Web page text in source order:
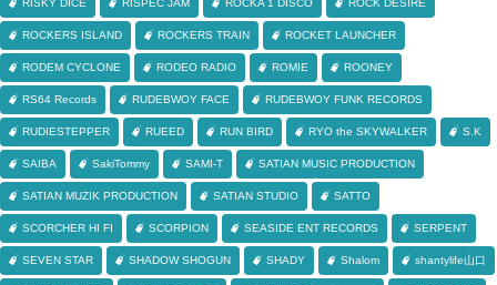
RISKY DICE RISPEC JAM ROCKA 1 DISCO ROCK DESIRE
ROCKERS ISLAND ROCKERS TRAIN ROCKET LAUNCHER
RODEM CYCLONE RODEO RADIO ROMIE ROONEY
RS64 Records RUDEBWOY FACE RUDEBWOY FUNK RECORDS
RUDIESTEPPER RUEED RUN BIRD RYO the SKYWALKER S.K
SAIBA SakiTommy SAMI-T SATIAN MUSIC PRODUCTION
SATIAN MUZIK PRODUCTION SATIAN STUDIO SATTO
SCORCHER HI FI SCORPION SEASIDE ENT RECORDS SERPENT
SEVEN STAR SHADOW SHOGUN SHADY Shalom shantylife山口